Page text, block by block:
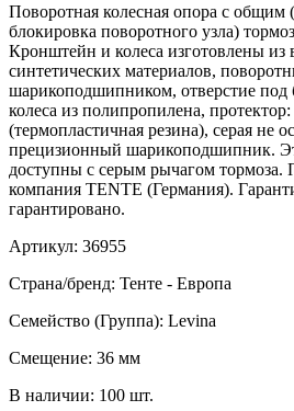
Поворотная колесная опора с общим
блокировка поворотного узла)
Кронштейн и колеса изготовлены из
синтетических материалов,
шарикоподшипником, отверстие
колеса из полипропилена,
(термопластичная резина), серая не
прецизионный шарикоподшипник.
доступны с серым рычагом тормоза.
компания TENTE (Германия).
гарантировано.
Артикул: 36955
Страна/бренд: Тенте - Европа
Семейство (Группа): Levina
Смещение: 36 мм
В наличии: 100 шт.